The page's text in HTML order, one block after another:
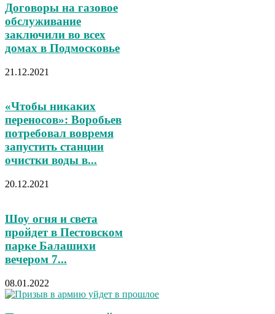
Договоры на газовое
обслуживание
заключили во всех
домах в Подмосковье
21.12.2021
«Чтобы никаких
переносов»: Воробьев
потребовал вовремя
запустить станции
очистки воды в...
20.12.2021
Шоу огня и света
пройдет в Пестовском
парке Балашихи
вечером 7...
08.01.2022